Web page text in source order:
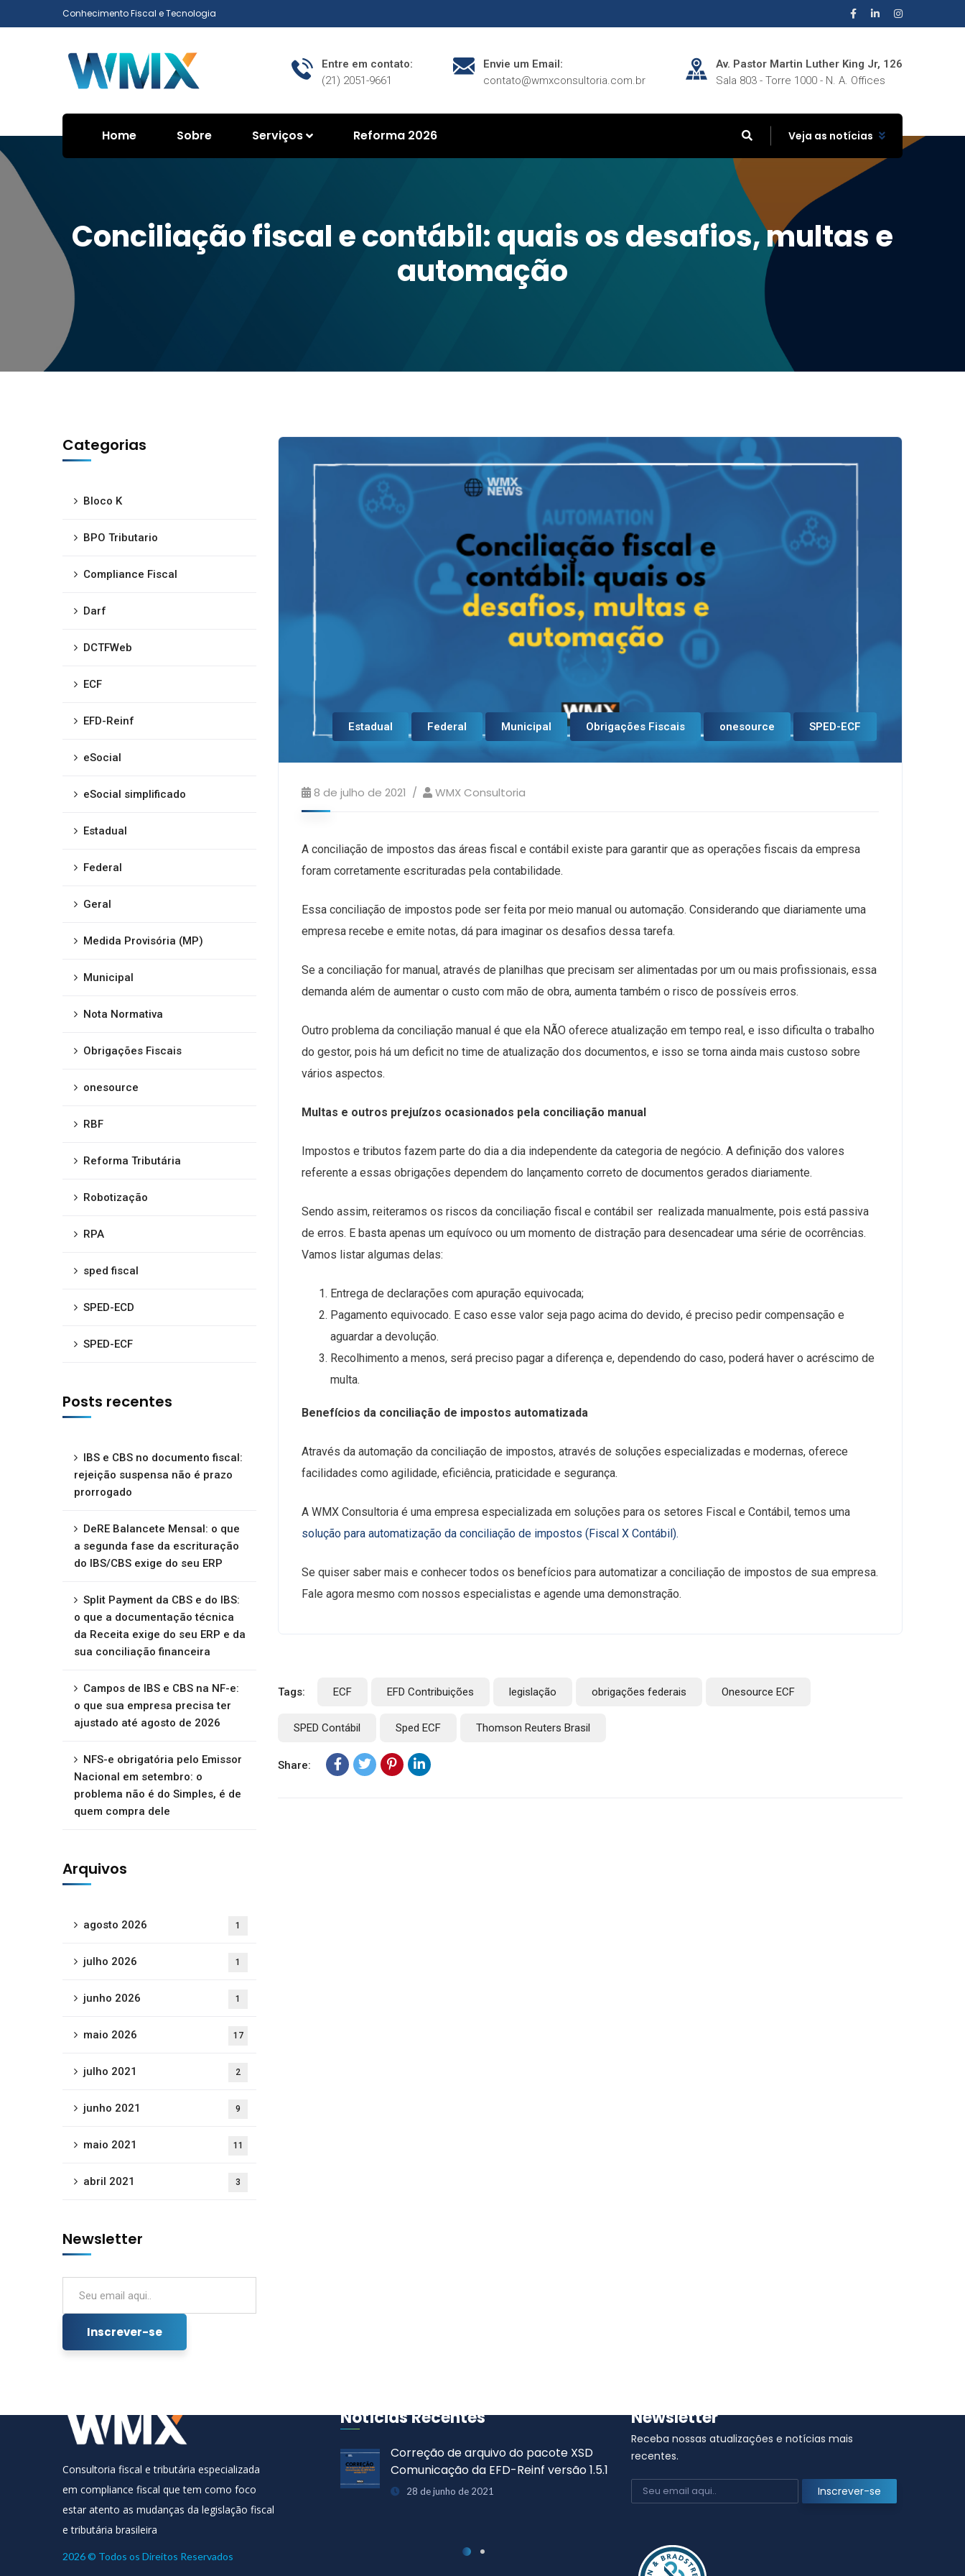
Conhecimento Fiscal e Tecnologia
Entre em contato:
(21) 2051-9661
Envie um Email:
contato@wmxconsultoria.com.br
Av. Pastor Martin Luther King Jr, 126
Sala 803 - Torre 1000 - N. A. Offices
Home Sobre Serviços Reforma 2026 Veja as notícias
Conciliação fiscal e contábil: quais os desafios, multas e
automação
Estadual Federal Municipal Obrigações Fiscais onesource SPED-ECF
8 de julho de 2021 WMX Consultoria
A conciliação de impostos das áreas fiscal e contábil existe para garantir que as operações fiscais da empresa
foram corretamente escrituradas pela contabilidade.
Essa conciliação de impostos pode ser feita por meio manual ou automação. Considerando que diariamente uma
empresa recebe e emite notas, dá para imaginar os desafios dessa tarefa.
Se a conciliação for manual, através de planilhas que precisam ser alimentadas por um ou mais profissionais, essa
demanda além de aumentar o custo com mão de obra, aumenta também o risco de possíveis erros.
Outro problema da conciliação manual é que ela NÃO oferece atualização em tempo real, e isso dificulta o trabalho
do gestor, pois há um deficit no time de atualização dos documentos, e isso se torna ainda mais custoso sobre
vários aspectos.
Multas e outros prejuízos ocasionados pela conciliação manual
Impostos e tributos fazem parte do dia a dia independente da categoria de negócio. A definição dos valores
referente a essas obrigações dependem do lançamento correto de documentos gerados diariamente.
Sendo assim, reiteramos os riscos da conciliação fiscal e contábil ser realizada manualmente, pois está passiva
de erros. E basta apenas um equívoco ou um momento de distração para desencadear uma série de ocorrências.
Vamos listar algumas delas:
Entrega de declarações com apuração equivocada;
Pagamento equivocado. E caso esse valor seja pago acima do devido, é preciso pedir compensação e
aguardar a devolução.
Recolhimento a menos, será preciso pagar a diferença e, dependendo do caso, poderá haver o acréscimo de
multa.
Benefícios da conciliação de impostos automatizada
Através da automação da conciliação de impostos, através de soluções especializadas e modernas, oferece
facilidades como agilidade, eficiência, praticidade e segurança.
A WMX Consultoria é uma empresa especializada em soluções para os setores Fiscal e Contábil, temos uma
solução para automatização da conciliação de impostos (Fiscal X Contábil).
Se quiser saber mais e conhecer todos os benefícios para automatizar a conciliação de impostos de sua empresa.
Fale agora mesmo com nossos especialistas e agende uma demonstração.
Tags: ECF EFD Contribuições legislação obrigações federais Onesource ECF
SPED Contábil Sped ECF Thomson Reuters Brasil
Share:
Categorias
Bloco K
BPO Tributario
Compliance Fiscal
Darf
DCTFWeb
ECF
EFD-Reinf
eSocial
eSocial simplificado
Estadual
Federal
Geral
Medida Provisória (MP)
Municipal
Nota Normativa
Obrigações Fiscais
onesource
RBF
Reforma Tributária
Robotização
RPA
sped fiscal
SPED-ECD
SPED-ECF
Posts recentes
IBS e CBS no documento fiscal:
rejeição suspensa não é prazo
prorrogado
DeRE Balancete Mensal: o que
a segunda fase da escrituração
do IBS/CBS exige do seu ERP
Split Payment da CBS e do IBS:
o que a documentação técnica
da Receita exige do seu ERP e da
sua conciliação financeira
Campos de IBS e CBS na NF-e:
o que sua empresa precisa ter
ajustado até agosto de 2026
NFS-e obrigatória pelo Emissor
Nacional em setembro: o
problema não é do Simples, é de
quem compra dele
Arquivos
agosto 2026 1
julho 2026 1
junho 2026 1
maio 2026 17
julho 2021 2
junho 2021 9
maio 2021 11
abril 2021 3
Newsletter
Consultoria fiscal e tributária especializada
em compliance fiscal que tem como foco
estar atento as mudanças da legislação fiscal
e tributária brasileira
2026 © Todos os Direitos Reservados
Notícias Recentes
programada para atualização da nova
versão do eSocial
25 de junho de 2021
Correção de arquivo do pacote XSD
Comunicação da EFD-Reinf versão 1.5.1
28 de junho de 2021
versão do eSocial
Newsletter
Receba nossas atualizações e notícias mais
recentes.